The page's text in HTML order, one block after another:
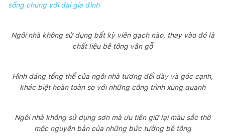
sống chung với đại gia đình
Ngôi nhà không sử dụng bất kỳ viên gạch nào, thay vào đó là
chất liệu bê tông vân gỗ
Hình dáng tổng thể của ngôi nhà tương đối dày và góc cạnh,
khác biệt hoàn toàn so với những công trình xung quanh
Ngôi nhà không sử dụng sơn mà ưu tiên giữ lại màu sắc thô
mộc nguyên bản của những bức tường bê tông